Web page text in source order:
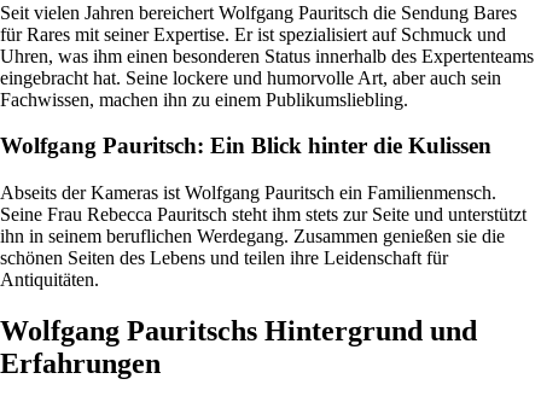
Seit vielen Jahren bereichert Wolfgang Pauritsch die Sendung Bares
für Rares mit seiner Expertise. Er ist spezialisiert auf Schmuck und
Uhren, was ihm einen besonderen Status innerhalb des Expertenteams
eingebracht hat. Seine lockere und humorvolle Art, aber auch sein
Fachwissen, machen ihn zu einem Publikumsliebling.
Wolfgang Pauritsch: Ein Blick hinter die Kulissen
Abseits der Kameras ist Wolfgang Pauritsch ein Familienmensch.
Seine Frau Rebecca Pauritsch steht ihm stets zur Seite und unterstützt
ihn in seinem beruflichen Werdegang. Zusammen genießen sie die
schönen Seiten des Lebens und teilen ihre Leidenschaft für
Antiquitäten.
Wolfgang Pauritschs Hintergrund und
Erfahrungen